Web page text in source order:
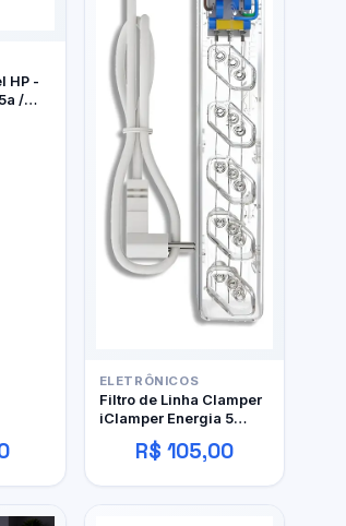
HP -
/
ELETRÔNICOS
Filtro de Linha Clamper
iClamper Energia 5
Tomadas
R$ 105,00